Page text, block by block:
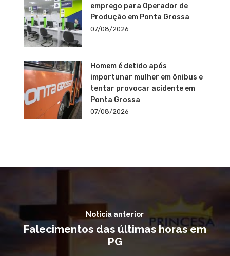
emprego para Operador de
Produção em Ponta Grossa
07/08/2026
Homem é detido após
importunar mulher em ônibus e
tentar provocar acidente em
Ponta Grossa
07/08/2026
Notícia anterior
Falecimentos das últimas horas em
PG